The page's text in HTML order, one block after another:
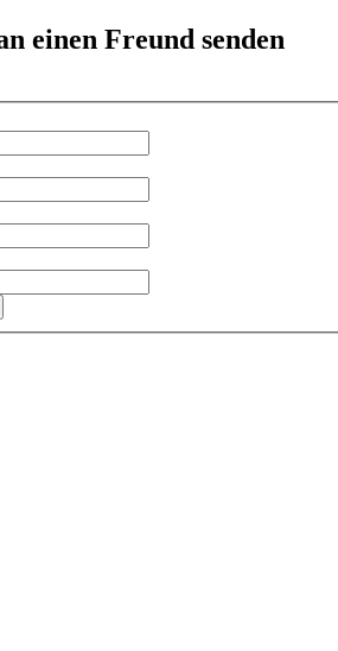
einen Freund senden